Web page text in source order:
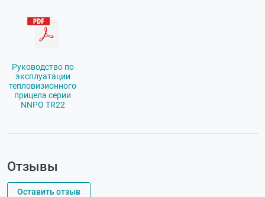
Руководство по
эксплуатации
тепловизионного
прицела серии
NNPO TR22
Отзывы
Оставить отзыв